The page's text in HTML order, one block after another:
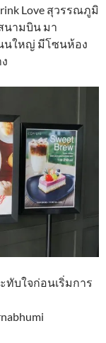
Love สุวรรณภูมิ
นามบิน มา
นใหญ่ มีโซนห้อง
บใจก่อนเริ่มการ